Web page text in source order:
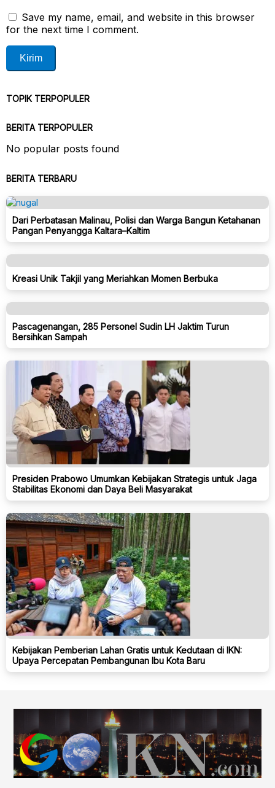
Save my name, email, and website in this browser
for the next time I comment.
TOPIK TERPOPULER
BERITA TERPOPULER
No popular posts found
BERITA TERBARU
Dari Perbatasan Malinau, Polisi dan Warga Bangun Ketahanan
Pangan Penyangga Kaltara–Kaltim
Kreasi Unik Takjil yang Meriahkan Momen Berbuka
Pascagenangan, 285 Personel Sudin LH Jaktim Turun
Bersihkan Sampah
Presiden Prabowo Umumkan Kebijakan Strategis untuk Jaga
Stabilitas Ekonomi dan Daya Beli Masyarakat
Kebijakan Pemberian Lahan Gratis untuk Kedutaan di IKN:
Upaya Percepatan Pembangunan Ibu Kota Baru